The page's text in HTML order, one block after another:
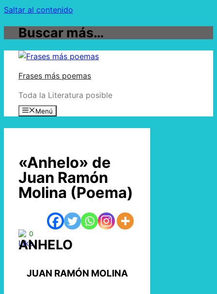
Saltar al contenido
Buscar más…
Frases más poemas
Toda la Literatura posible
Menú
«Anhelo» de
Juan Ramón
Molina (Poema)
0
ANHELO
JUAN RAMÓN MOLINA